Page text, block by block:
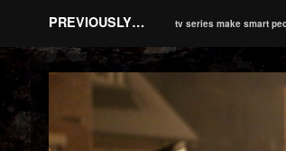
PREVIOUSLY… tv series make smart